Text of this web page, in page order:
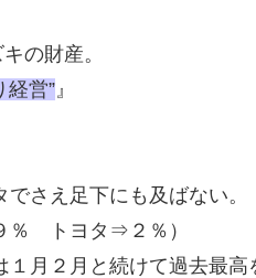
の財産。
営” 』
さえ足下にも及ばない。
％ トヨタ⇒２％）
月２月と続けて過去最高